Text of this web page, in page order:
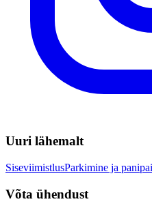
Uuri lähemalt
SiseviimistlusParkimine ja
Võta ühendust